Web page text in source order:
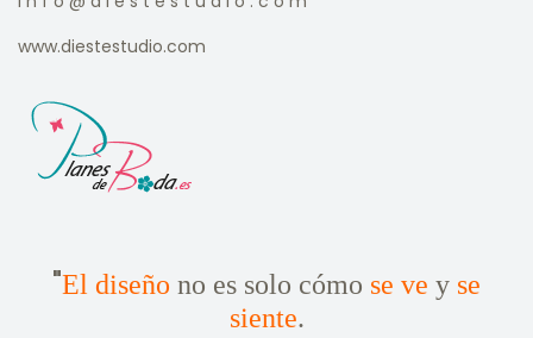
www.diestestudio.com
"El diseño no es solo cómo se ve y se
siente.